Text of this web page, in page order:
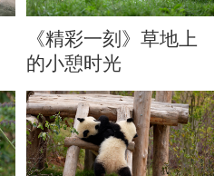
《精彩一刻》草地上
的小憩时光